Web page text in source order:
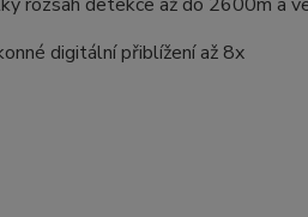
digitální přiblížení až 8x